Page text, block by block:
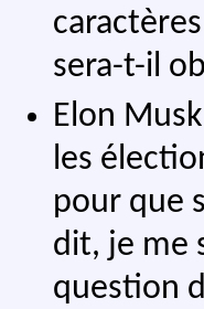
sera-t-il
Elon
les
pour que
dit, je me
question